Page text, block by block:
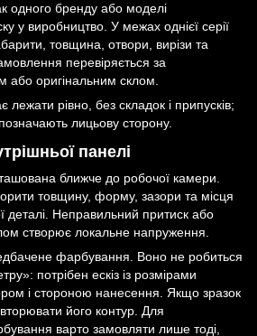
одного бренду або моделі
у виробництво. У межах однієї серії
товщина, отвори, вирізи та
перевіряється за
або оригінальним склом.
рівно, без складок і припусків;
лицьову сторону.
панелі
ближче до робочої камери.
товщину, форму, зазори та місця
деталі. Неправильний притиск або
створює локальне напруження.
фарбування. Воно не робиться
потрібен ескіз із розмірами
і стороною нанесення. Якщо зразок
його контур. Для
варто замовляти лише тоді,